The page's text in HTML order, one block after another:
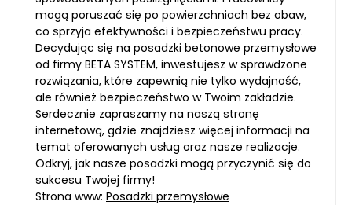
mogą poruszać się po powierzchniach bez obaw,
co sprzyja efektywności i bezpieczeństwu pracy.
Decydując się na posadzki betonowe przemysłowe
od firmy BETA SYSTEM, inwestujesz w sprawdzone
rozwiązania, które zapewnią nie tylko wydajność,
ale również bezpieczeństwo w Twoim zakładzie.
Serdecznie zapraszamy na naszą stronę
internetową, gdzie znajdziesz więcej informacji na
temat oferowanych usług oraz nasze realizacje.
Odkryj, jak nasze posadzki mogą przyczynić się do
sukcesu Twojej firmy!
Strona www: Posadzki przemysłowe